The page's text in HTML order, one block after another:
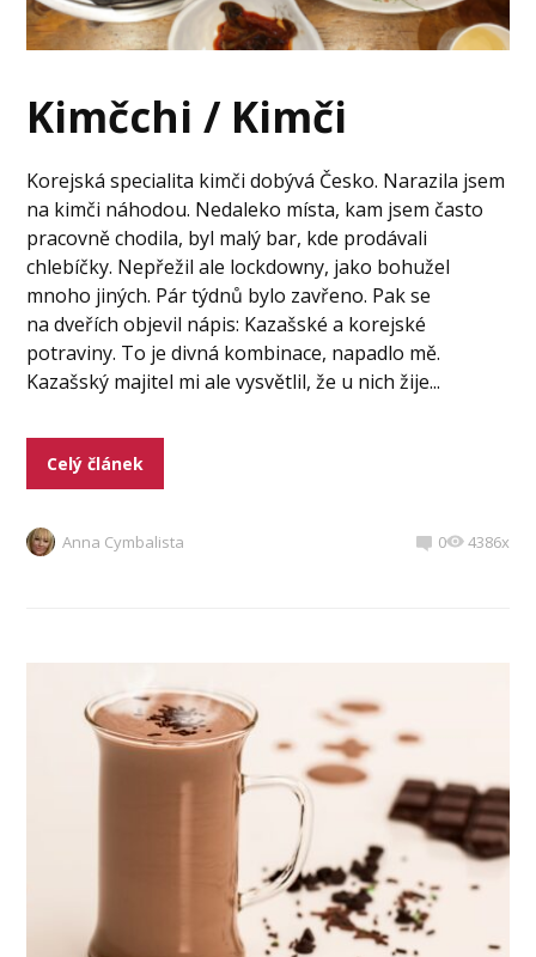
Kimčchi / Kimči
Korejská specialita kimči dobývá Česko. Narazila jsem
na kimči náhodou. Nedaleko místa, kam jsem často
pracovně chodila, byl malý bar, kde prodávali
chlebíčky. Nepřežil ale lockdowny, jako bohužel
mnoho jiných. Pár týdnů bylo zavřeno. Pak se
na dveřích objevil nápis: Kazašské a korejské
potraviny. To je divná kombinace, napadlo mě.
Kazašský majitel mi ale vysvětlil, že u nich žije...
Celý článek
Anna Cymbalista 0 4386x